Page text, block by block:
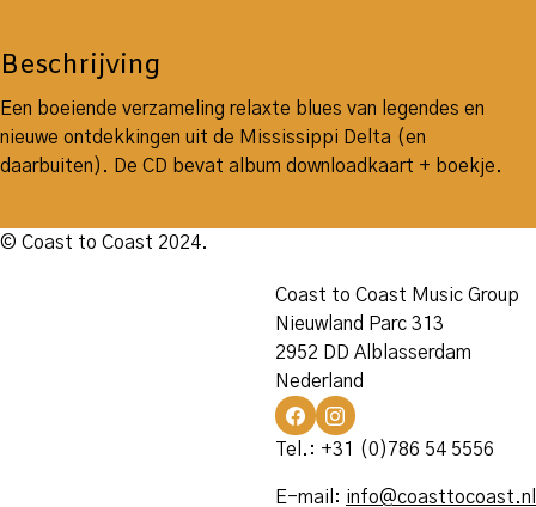
Beschrijving
Een boeiende verzameling relaxte blues van legendes en
nieuwe ontdekkingen uit de Mississippi Delta (en
daarbuiten). De CD bevat album downloadkaart + boekje.
© Coast to Coast 2024.
Coast to Coast Music Group
Nieuwland Parc 313
2952 DD Alblasserdam
Nederland
Tel.: +31 (0)786 54 5556
E-mail: info@coasttocoast.nl